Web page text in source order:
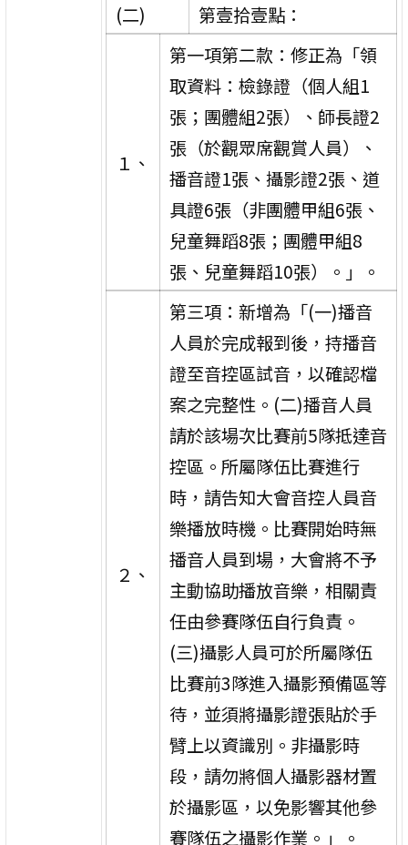
(二)
第壹拾壹點：
１、
第一項第二款：修正為「領
取資料：檢錄證（個人組1
張；團體組2張）、師長證2
張（於觀眾席觀賞人員）、
播音證1張、攝影證2張、道
具證6張（非團體甲組6張、
兒童舞蹈8張；團體甲組8
張、兒童舞蹈10張）。」。
２、
第三項：新增為「(一)播音
人員於完成報到後，持播音
證至音控區試音，以確認檔
案之完整性。(二)播音人員
請於該場次比賽前5隊抵達音
控區。所屬隊伍比賽進行
時，請告知大會音控人員音
樂播放時機。比賽開始時無
播音人員到場，大會將不予
主動協助播放音樂，相關責
任由參賽隊伍自行負責。
(三)攝影人員可於所屬隊伍
比賽前3隊進入攝影預備區等
待，並須將攝影證張貼於手
臂上以資識別。非攝影時
段，請勿將個人攝影器材置
於攝影區，以免影響其他參
賽隊伍之攝影作業。」。